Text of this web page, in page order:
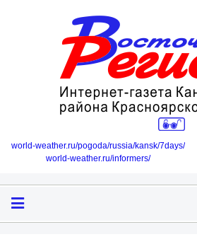
world-weather.ru/pogoda/russia/kansk/7days/
world-weather.ru/informers/